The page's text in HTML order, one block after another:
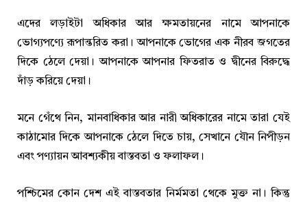
এদের লড়াইটা অধিকার আর ক্ষমতায়নের নামে আপনাকে
ভোগ্যপণ্যে রূপান্তরিত করা। আপনাকে ভোগের এক নীরব জগতের
দিকে ঠেলে দেয়া। আপনাকে আপনার ফিতরাত ও দ্বীনের বিরুদ্ধে
দাঁড় করিয়ে দেয়া।
মনে গেঁথে নিন, মানবাধিকার আর নারী অধিকারের নামে তারা যেই
কাঠামোর দিকে আপনাকে ঠেলে দিতে চায়, সেখানে যৌন নিপীড়ন
এবং পণ্যায়ন আবশ্যকীয় বাস্তবতা ও ফলাফল।
পশ্চিমের কোন দেশ এই বাস্তবতার নির্মমতা থেকে মুক্ত না। কিন্তু